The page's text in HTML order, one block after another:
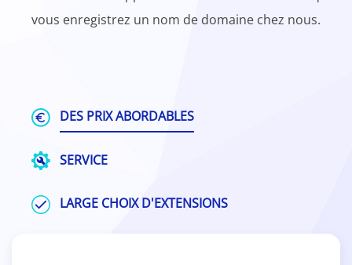
vous enregistrez un nom de domaine chez nous.
DES PRIX ABORDABLES
SERVICE
LARGE CHOIX D'EXTENSIONS